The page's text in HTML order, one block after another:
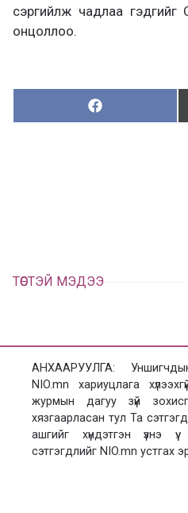
сэргийлж чадлаа гэдгийг
онцоллоо.
Хуваалцах:
Х
у
ТӨСТЭЙ МЭДЭЭ
АНХААРУУЛГА:
NIO.mn хариуцлага
журмын дагуу зүй
хязгаарласан тул Та
ашгийг хүндэтгэн үзнэ
сэтгэгдлийг NIO.mn устгах